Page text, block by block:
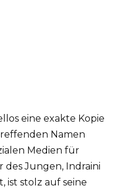
eine exakte Kopie
Namen
Medien für
des Jungen, Indraini
ist stolz auf seine